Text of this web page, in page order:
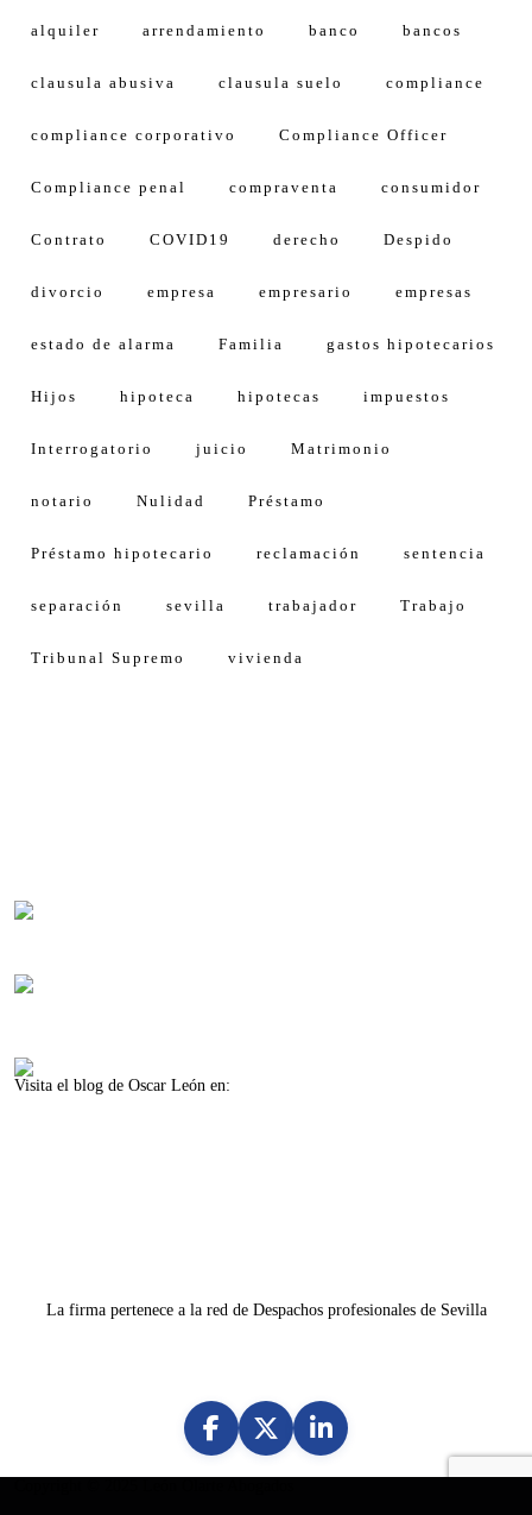
alquiler arrendamiento banco bancos
clausula abusiva clausula suelo compliance
compliance corporativo Compliance Officer
Compliance penal compraventa consumidor
Contrato COVID19 derecho Despido
divorcio empresa empresario empresas
estado de alarma Familia gastos hipotecarios
Hijos hipoteca hipotecas impuestos
Interrogatorio juicio Matrimonio
notario Nulidad Préstamo
Préstamo hipotecario reclamación sentencia
separación sevilla trabajador Trabajo
Tribunal Supremo vivienda
Visita el blog de Oscar León en:
La firma pertenece a la red de Despachos profesionales de Sevilla